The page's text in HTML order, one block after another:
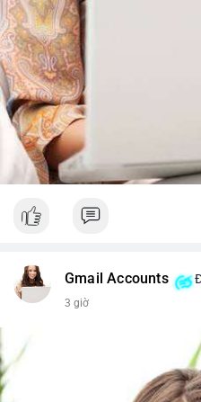
Gmail Accounts
3 giờ